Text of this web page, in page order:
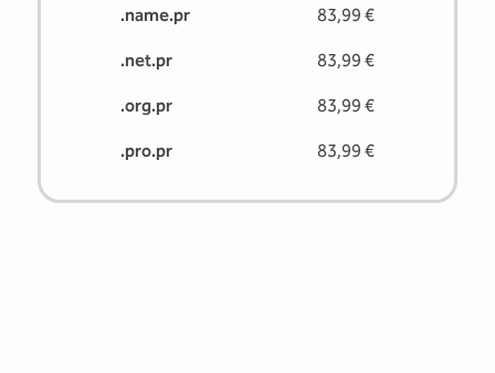
.name.pr 83,99 €
.net.pr 83,99 €
.org.pr 83,99 €
.pro.pr 83,99 €